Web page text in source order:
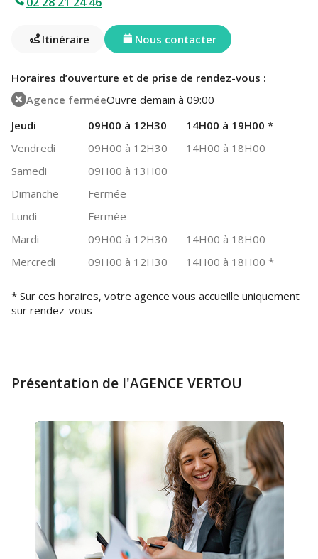
Itinéraire Nous contacter
Horaires d’ouverture et de prise de rendez-vous :
Agence ferméeOuvre demain à 09:00
Jeudi
09H00 à 12H30 14H00 à 19H00 *
Vendredi
09H00 à 12H30
14H00 à 18H00
Samedi
09H00 à 13H00
Dimanche
Fermée
Lundi
Fermée
Mardi
09H00 à 12H30
14H00 à 18H00
Mercredi
09H00 à 12H30 14H00 à 18H00 *
* Sur ces horaires, votre agence vous accueille uniquement
sur rendez-vous
Présentation de l'AGENCE VERTOU